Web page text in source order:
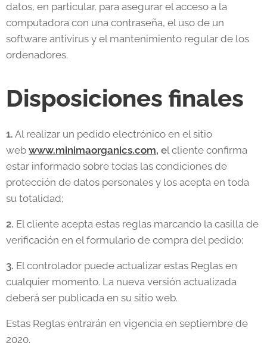
datos, en particular, para asegurar el acceso a la
computadora con una contraseña, el uso de un
software antivirus y el mantenimiento regular de los
ordenadores.
Disposiciones finales
1. Al realizar un pedido electrónico en el sitio
web www.minimaorganics.com, el cliente confirma
estar informado sobre todas las condiciones de
protección de datos personales y los acepta en toda
su totalidad;
2. El cliente acepta estas reglas marcando la casilla de
verificación en el formulario de compra del pedido;
3. El controlador puede actualizar estas Reglas en
cualquier momento. La nueva versión actualizada
deberá ser publicada en su sitio web.
Estas Reglas entrarán en vigencia en septiembre de
2020.